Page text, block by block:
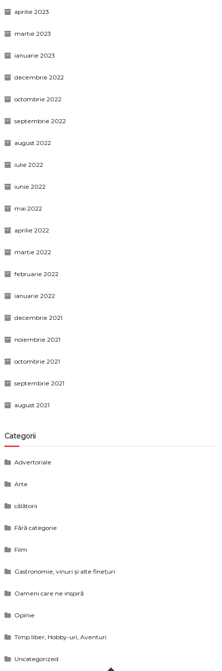
aprilie 2023
martie 2023
ianuarie 2023
decembrie 2022
octombrie 2022
septembrie 2022
august 2022
iulie 2022
iunie 2022
mai 2022
aprilie 2022
martie 2022
februarie 2022
ianuarie 2022
decembrie 2021
noiembrie 2021
octombrie 2021
septembrie 2021
august 2021
Categorii
Advertoriale
Arte
călătorii
Fără categorie
Film
Gastronomie, vinuri și alte finețuri
Oameni care ne inspiră
Opinie
Timp liber, Hobby-uri, Aventuri
Uncategorized